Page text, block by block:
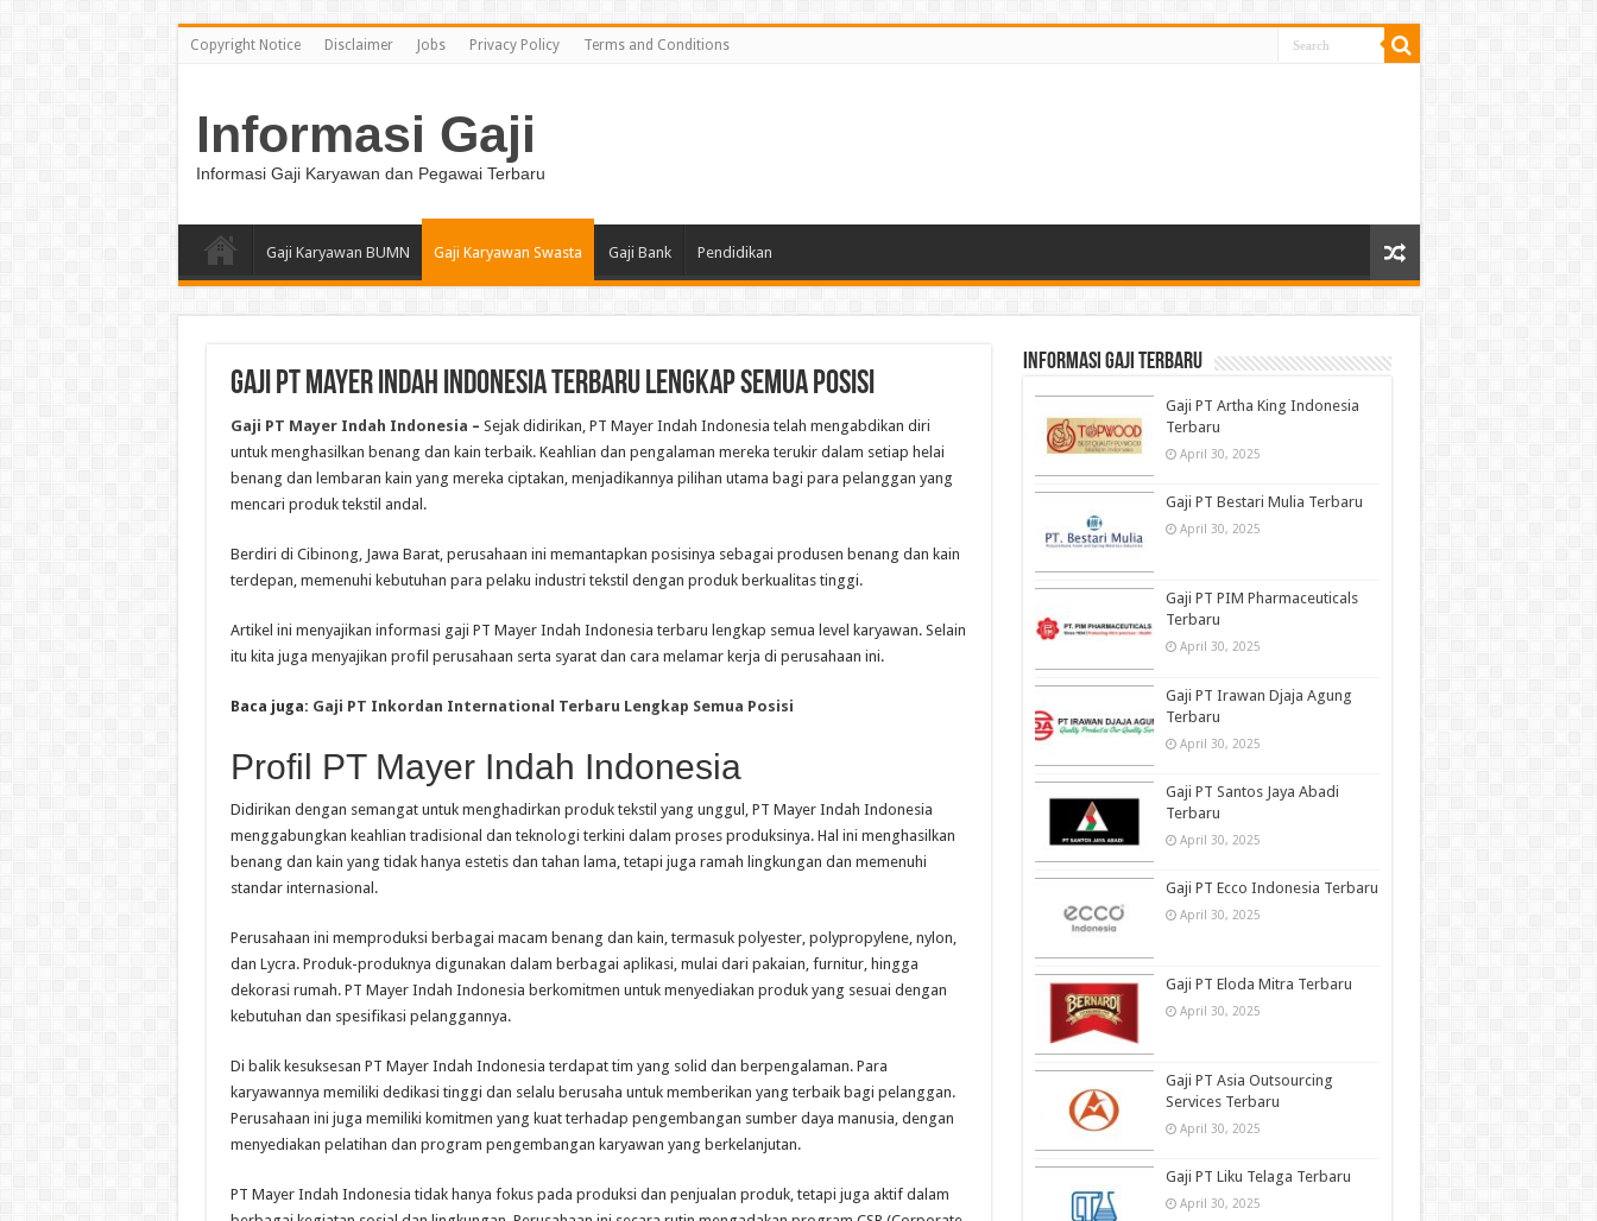
Copyright Notice Disclaimer Jobs Privacy Policy Terms and Conditions
Informasi Gaji
Informasi Gaji Karyawan dan Pegawai Terbaru
Gaji Karyawan BUMN Gaji Karyawan Swasta Gaji Bank Pendidikan
Gaji PT Mayer Indah Indonesia Terbaru Lengkap Semua Posisi
Gaji PT Mayer Indah Indonesia – Sejak didirikan, PT Mayer Indah Indonesia telah mengabdikan diri
untuk menghasilkan benang dan kain terbaik. Keahlian dan pengalaman mereka terukir dalam setiap helai
benang dan lembaran kain yang mereka ciptakan, menjadikannya pilihan utama bagi para pelanggan yang
mencari produk tekstil andal.
Berdiri di Cibinong, Jawa Barat, perusahaan ini memantapkan posisinya sebagai produsen benang dan kain
terdepan, memenuhi kebutuhan para pelaku industri tekstil dengan produk berkualitas tinggi.
Artikel ini menyajikan informasi gaji PT Mayer Indah Indonesia terbaru lengkap semua level karyawan. Selain
itu kita juga menyajikan profil perusahaan serta syarat dan cara melamar kerja di perusahaan ini.
Baca juga: Gaji PT Inkordan International Terbaru Lengkap Semua Posisi
Profil PT Mayer Indah Indonesia
Didirikan dengan semangat untuk menghadirkan produk tekstil yang unggul, PT Mayer Indah Indonesia
menggabungkan keahlian tradisional dan teknologi terkini dalam proses produksinya. Hal ini menghasilkan
benang dan kain yang tidak hanya estetis dan tahan lama, tetapi juga ramah lingkungan dan memenuhi
standar internasional.
Perusahaan ini memproduksi berbagai macam benang dan kain, termasuk polyester, polypropylene, nylon,
dan Lycra. Produk-produknya digunakan dalam berbagai aplikasi, mulai dari pakaian, furnitur, hingga
dekorasi rumah. PT Mayer Indah Indonesia berkomitmen untuk menyediakan produk yang sesuai dengan
kebutuhan dan spesifikasi pelanggannya.
Di balik kesuksesan PT Mayer Indah Indonesia terdapat tim yang solid dan berpengalaman. Para
karyawannya memiliki dedikasi tinggi dan selalu berusaha untuk memberikan yang terbaik bagi pelanggan.
Perusahaan ini juga memiliki komitmen yang kuat terhadap pengembangan sumber daya manusia, dengan
menyediakan pelatihan dan program pengembangan karyawan yang berkelanjutan.
PT Mayer Indah Indonesia tidak hanya fokus pada produksi dan penjualan produk, tetapi juga aktif dalam
informasi gaji terbaru
Gaji PT Artha King Indonesia
Terbaru
April 30, 2025
Gaji PT Bestari Mulia Terbaru
April 30, 2025
Gaji PT PIM Pharmaceuticals
Terbaru
April 30, 2025
Gaji PT Irawan Djaja Agung
Terbaru
April 30, 2025
Gaji PT Santos Jaya Abadi
Terbaru
April 30, 2025
Gaji PT Ecco Indonesia Terbaru
April 30, 2025
Gaji PT Eloda Mitra Terbaru
April 30, 2025
Gaji PT Asia Outsourcing
Services Terbaru
April 30, 2025
Gaji PT Liku Telaga Terbaru
April 30, 2025